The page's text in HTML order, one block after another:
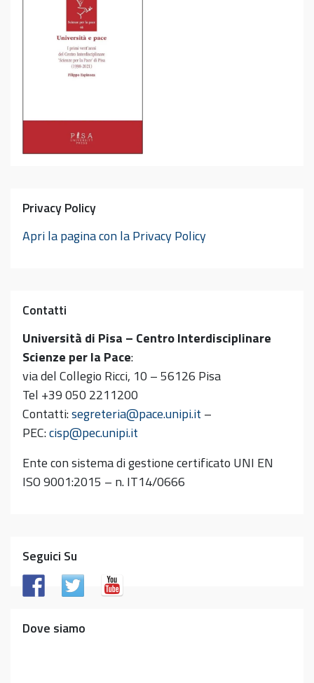
Privacy Policy
Apri la pagina con la Privacy Policy
Contatti
Università di Pisa – Centro Interdisciplinare
Scienze per la Pace:
via del Collegio Ricci, 10 – 56126 Pisa
Tel +39 050 2211200
Contatti:segreteria@pace.unipi.it –
PEC:cisp@pec.unipi.it
Ente con sistema di gestione certificato UNI EN
ISO 9001:2015 – n. IT14/0666
Seguici Su
Dove siamo